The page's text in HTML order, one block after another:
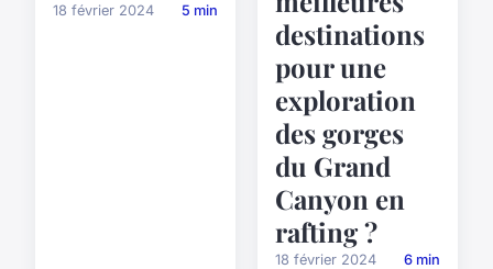
18 février 2024 5 min
destinations
pour une
exploration
des gorges
du Grand
Canyon en
rafting ?
18 février 2024 6 min